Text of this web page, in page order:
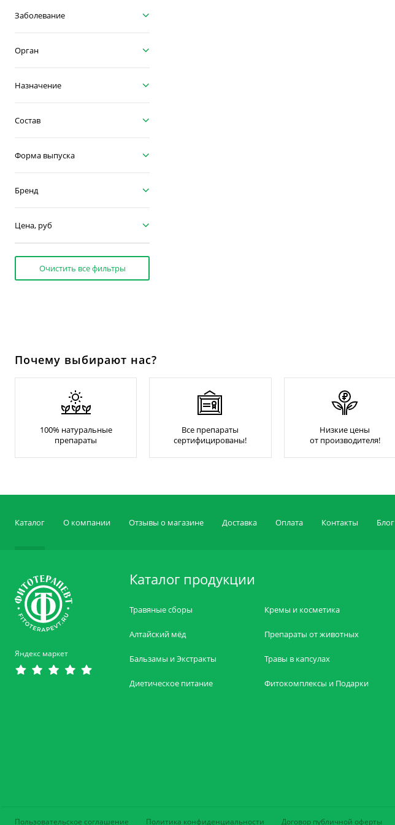
Заболевание
Орган
Назначение
Состав
Форма выпуска
Бренд
Цена, руб
Очистить все фильтры
Почему выбирают нас?
100% натуральные
препараты
Все препараты
сертифицированы!
Низкие цены
от производителя!
Каталог О компании Отзывы о магазине Доставка Оплата Контакты Блог
Яндекс маркет
Каталог продукции
Травяные сборы
Алтайский мёд
Бальзамы и Экстракты
Диетическое питание
Кремы и косметика
Препараты от животных
Травы в капсулах
Фитокомплексы и Подарки
Пользовательское соглашение Политика конфиденциальности Договор публичной оферты